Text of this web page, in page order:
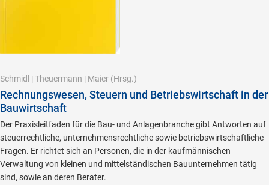
Schmidl | Theuermann | Maier (Hrsg.)
Rechnungswesen, Steuern und Betriebswirtschaft in der
Bauwirtschaft
Der Praxisleitfaden für die Bau- und Anlagenbranche gibt Antworten auf
steuerrechtliche, unternehmensrechtliche sowie betriebswirtschaftliche
Fragen. Er richtet sich an Personen, die in der kaufmännischen
Verwaltung von kleinen und mittelständischen Bauunternehmen tätig
sind, sowie an deren Berater.